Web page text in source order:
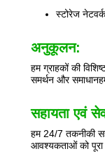
स्टोरेज
अनुकूलन:
हम ग्राहकों की
समर्थन और
सहायता एवं
हम 24/7 तकनीकी
आवश्यकताओं को पूरा